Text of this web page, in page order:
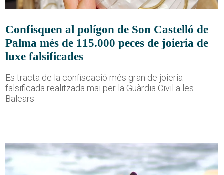
Confisquen al polígon de Son Castelló de
Palma més de 115.000 peces de joieria de
luxe falsificades
Es tracta de la confiscació més gran de joieria
falsificada realitzada mai per la Guàrdia Civil a les
Balears